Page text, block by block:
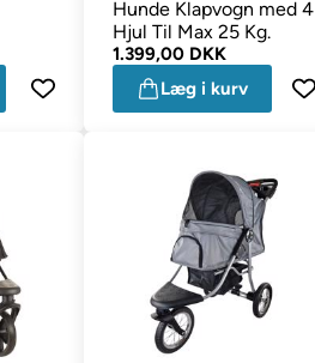
Hunde Klapvogn med 4
Hjul Til Max 25 Kg.
1.399,00 DKK
Læg i kurv